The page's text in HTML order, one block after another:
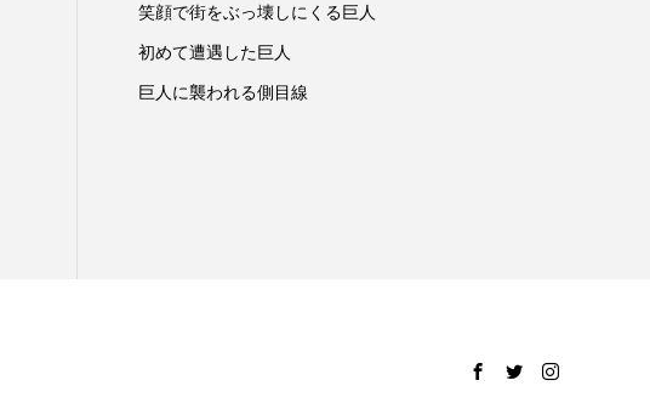
笑顔で街をぶっ壊しにくる巨人
初めて遭遇した巨人
巨人に襲われる側目線